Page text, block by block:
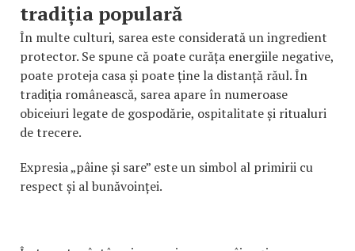
tradiția populară
În multe culturi, sarea este considerată un ingredient
protector. Se spune că poate curăța energiile negative,
poate proteja casa și poate ține la distanță răul. În
tradiția românească, sarea apare în numeroase
obiceiuri legate de gospodărie, ospitalitate și ritualuri
de trecere.
Expresia „pâine și sare” este un simbol al primirii cu
respect și al bunăvoinței.